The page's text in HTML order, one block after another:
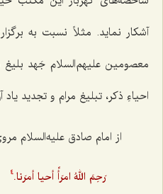
آشکار نماید. مثلاً نسبت به
معصومین علیهم‌السلام جَهد
احیاءِ ذکر، تبلیغ مرام و تجدید یاد
از امام صادق علیه‌السلام
رَحِمَ اللهُ امرَأً أحيا أمرَنا.4